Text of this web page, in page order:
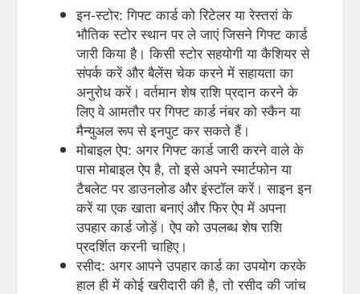
इन-स्टोर: गिफ्ट कार्ड को रिटेलर या रेस्तरां के
भौतिक स्टोर स्थान पर ले जाएं जिसने गिफ्ट कार्ड
जारी किया है। किसी स्टोर सहयोगी या कैशियर से
संपर्क करें और बैलेंस चेक करने में सहायता का
अनुरोध करें। वर्तमान शेष राशि प्रदान करने के
लिए वे आमतौर पर गिफ्ट कार्ड नंबर को स्कैन या
मैन्युअल रूप से इनपुट कर सकते हैं।
मोबाइल ऐप: अगर गिफ्ट कार्ड जारी करने वाले के
पास मोबाइल ऐप है, तो इसे अपने स्मार्टफोन या
टैबलेट पर डाउनलोड और इंस्टॉल करें। साइन इन
करें या एक खाता बनाएं और फिर ऐप में अपना
उपहार कार्ड जोड़ें। ऐप को उपलब्ध शेष राशि
प्रदर्शित करनी चाहिए।
रसीद: अगर आपने उपहार कार्ड का उपयोग करके
हाल ही में कोई खरीदारी की है, तो रसीद की जांच